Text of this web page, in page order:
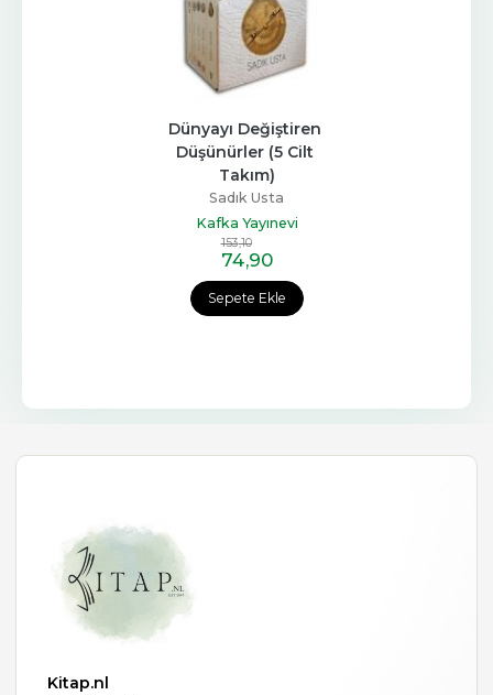
Sepete Ekle
Dünyayı Değiştiren
Düşünürler (5 Cilt
Takım)
Sadık Usta
Kafka Yayınevi
153,10
74,90
Kitap.nl